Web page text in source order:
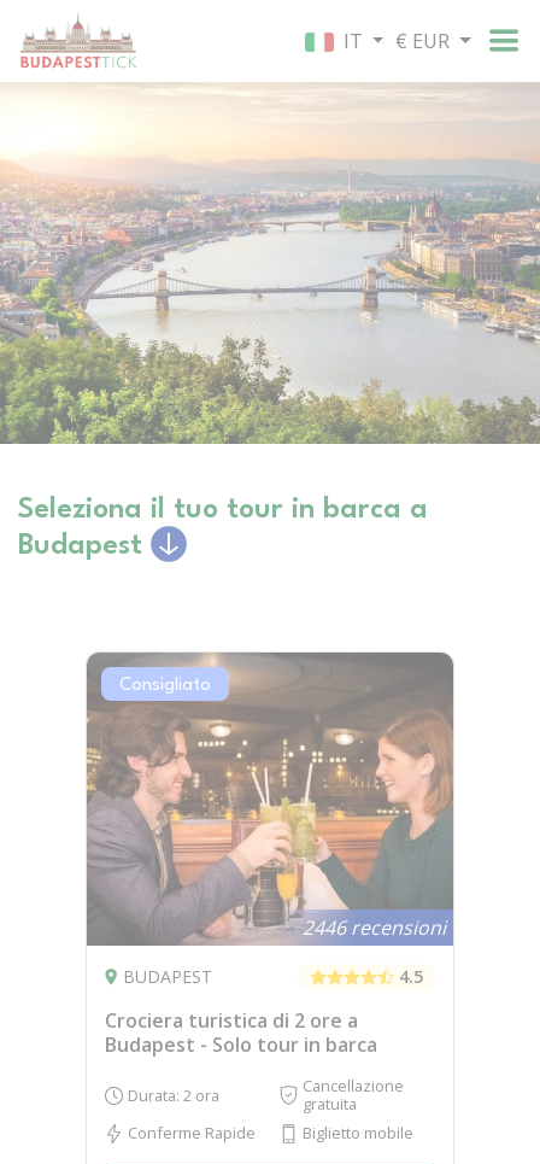
IT € EUR
Seleziona il tuo tour in barca a
Budapest
Consigliato
2446 recensioni
BUDAPEST 4.5
Crociera turistica di 2 ore a
Budapest - Solo tour in barca
Durata: 2 ora
Cancellazione
gratuita
Conferme Rapide
Biglietto mobile